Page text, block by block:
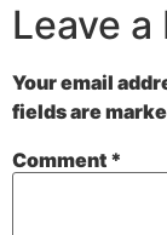
Leave a
Your email
fields are
Comment *